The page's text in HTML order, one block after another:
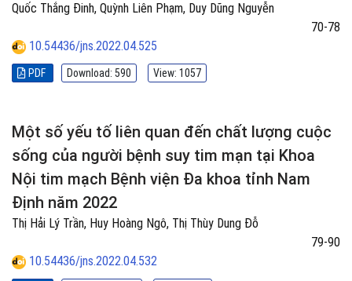
Quốc Thắng Đinh, Quỳnh Liên Phạm, Duy Dũng Nguyễn
70-78
10.54436/jns.2022.04.525
PDF Download: 590 View: 1057
Một số yếu tố liên quan đến chất lượng cuộc
sống của người bệnh suy tim mạn tại Khoa
Nội tim mạch Bệnh viện Đa khoa tỉnh Nam
Định năm 2022
Thị Hải Lý Trần, Huy Hoàng Ngô, Thị Thùy Dung Đỗ
79-90
10.54436/jns.2022.04.532